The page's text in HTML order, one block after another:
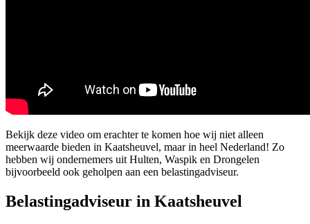
Bekijk deze video om erachter te komen hoe wij niet alleen
meerwaarde bieden in Kaatsheuvel, maar in heel Nederland! Zo
hebben wij ondernemers uit Hulten, Waspik en Drongelen
bijvoorbeeld ook geholpen aan een belastingadviseur.
Belastingadviseur in Kaatsheuvel